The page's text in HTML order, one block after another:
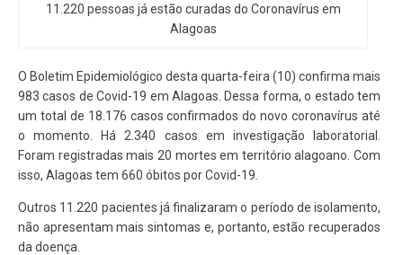
11.220 pessoas já estão curadas do Coronavírus em
Alagoas
O Boletim Epidemiológico desta quarta-feira (10) confirma mais
983 casos de Covid-19 em Alagoas. Dessa forma, o estado tem
um total de 18.176 casos confirmados do novo coronavírus até
o momento. Há 2.340 casos em investigação laboratorial.
Foram registradas mais 20 mortes em território alagoano. Com
isso, Alagoas tem 660 óbitos por Covid-19.
Outros 11.220 pacientes já finalizaram o período de isolamento,
não apresentam mais sintomas e, portanto, estão recuperados
da doença.